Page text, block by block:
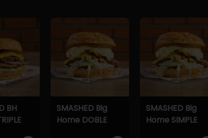
BH
SMASHED Big
Home DOBLE
SMASHED Big
Home SIMPLE